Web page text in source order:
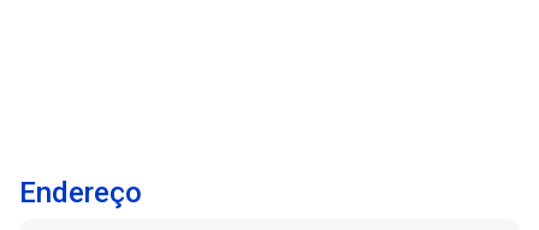
conforto aos ambientes, enquanto a sacada com
vista para a rua favorece a iluminação e a
Endereço